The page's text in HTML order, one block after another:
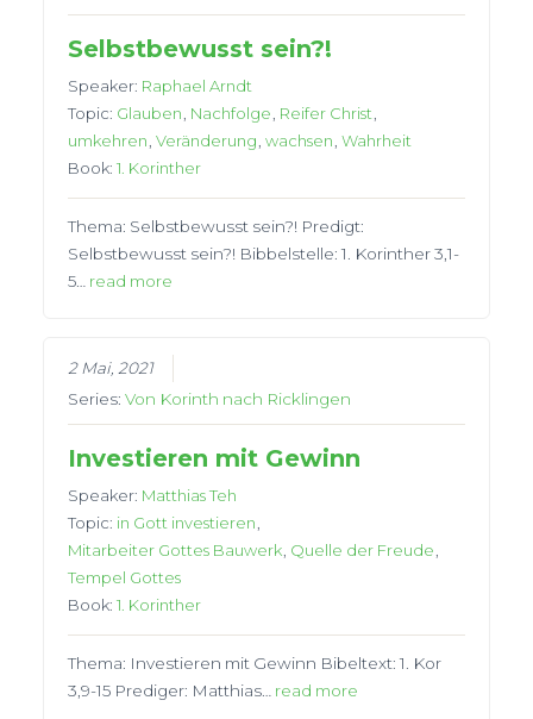
Selbstbewusst sein?!
Speaker: Raphael Arndt
Topic: Glauben Nachfolge Reifer Christ
umkehren ,Veränderung ,wachsen ,Wahrheit
Book:1. Korinther
Thema: Selbstbewusst sein?! Predigt:
Selbstbewusst sein?! Bibbelstelle: 1. Korinther 3,1-
5… read more
2 Mai, 2021
Series:Von Korinth nach Ricklingen
Investieren mit Gewinn
Speaker: Matthias Teh
Topic: in Gott investieren
Mitarbeiter Gottes Bauwerk Quelle der Freude
Tempel Gottes
Book:1. Korinther
Thema: Investieren mit Gewinn Bibeltext: 1. Kor
3,9-15 Prediger: Matthias… read more